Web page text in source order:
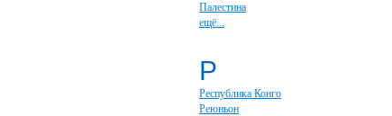
Палестина
ещё...
Р
Республика Конго
Реюньон